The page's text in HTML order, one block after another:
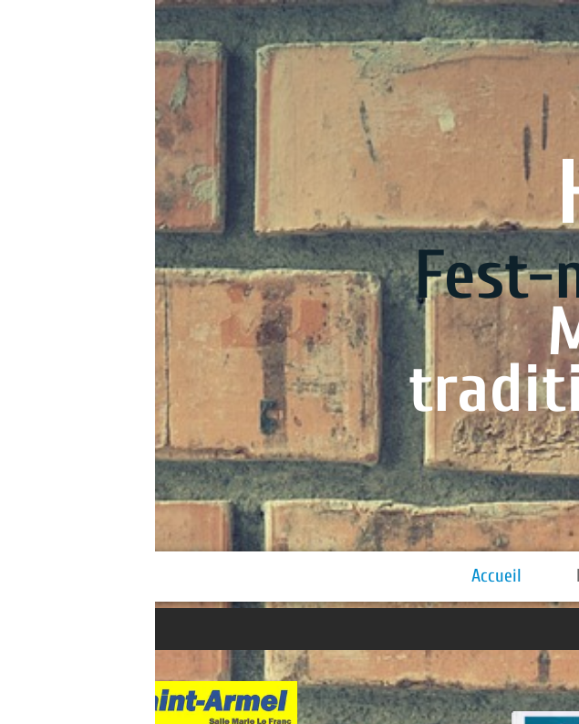
Le groupe
Fest-noz,
Musique